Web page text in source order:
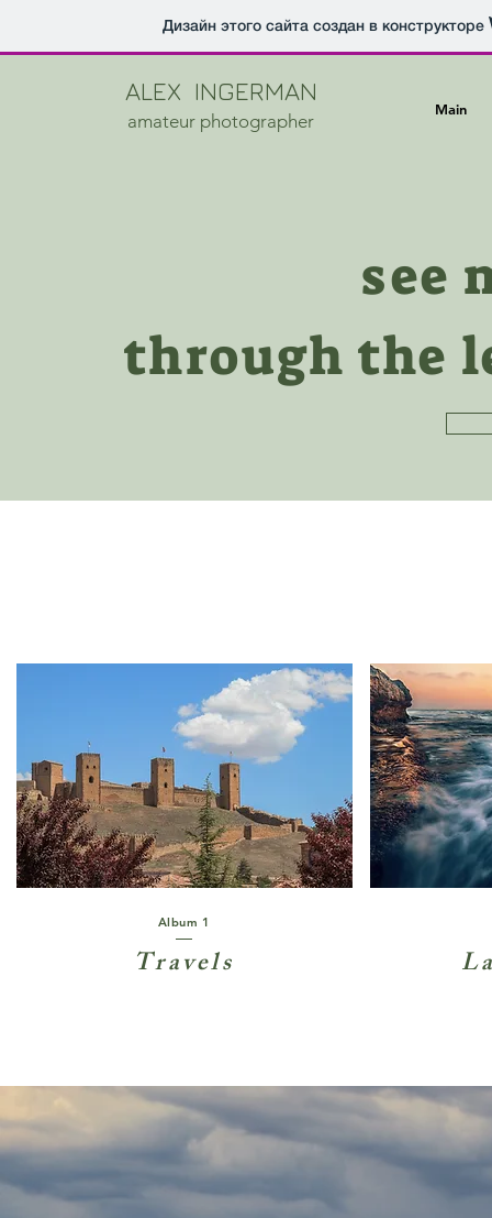
Дизайн этого сайта создан в конструкторе
Main
ALEX INGERMAN
amateur photographer
see
through the
Album 1
Travels